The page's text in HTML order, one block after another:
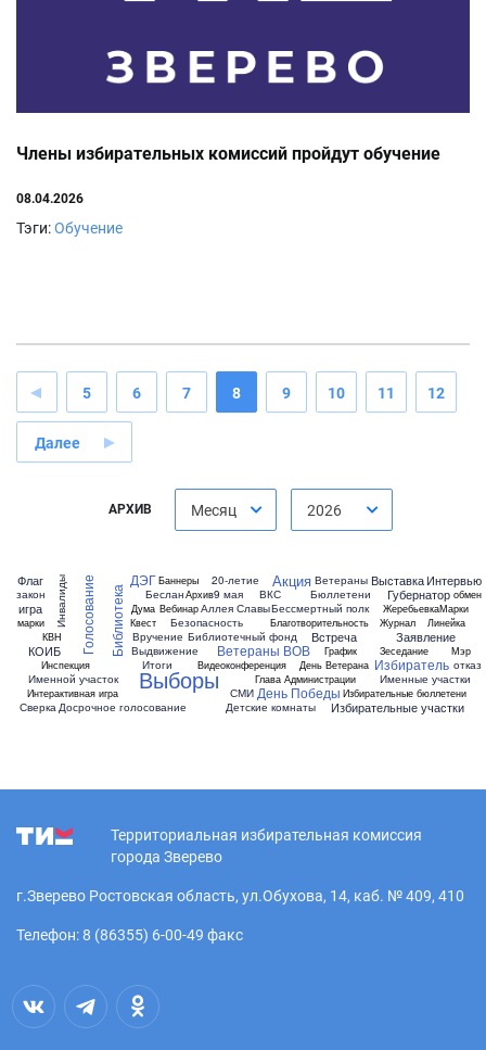
Члены избирательных комиссий пройдут обучение
08.04.2026
Тэги:Обучение
5 6 7 8 9 10 11 12
Далее
АРХИВ Месяц 2026
20-летие
9 мая
Акция
Аллея Славы
Архив
Баннеры
Безопасность
Беслан
Бессмертный полк
Библиотека Библиотечный фонд
Благотворительность
Бюллетени
ВКС
Вебинар
Ветераны
Ветераны ВОВ
Видеоконференция
Вручение Встреча
Выборы
Выдвижение
Выставка
Глава Администрации
Голосование График
Губернатор
ДЭГ
День Ветерана
День Победы
Детские комнаты
Досрочное голосование
Дума
Жеребьевка
Журнал
Заявление
Зеседание
Избиратель
Избирательные бюллетени
Избирательные участки
Именной участок Именные участки
Инвалиды
Инспекция
Интерактивная игра
Интервью
Итоги
КВН
КОИБ
Квест Линейка
Марки
Мэр
СМИ
Сверка
Флаг
закон
игра
марки
обмен
отказ
Территориальная избирательная комиссия
города Зверево
г.Зверево Ростовская область, ул.Обухова, 14, каб. № 409, 410
Телефон: 8 (86355) 6-00-49 факс